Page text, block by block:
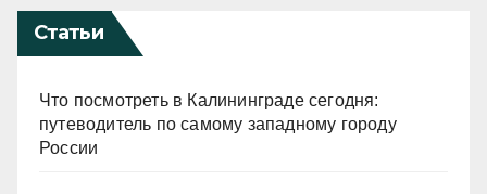
Статьи
Что посмотреть в Калининграде сегодня:
путеводитель по самому западному городу
России